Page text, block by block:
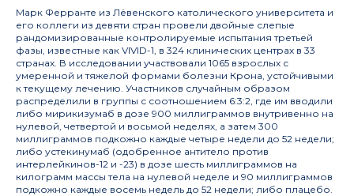
Марк Ферранте из Лёвенского католического университета и
его коллеги из девяти стран провели двойные слепые
рандомизированные контролируемые испытания третьей
фазы, известные как VIVID-1, в 324 клинических центрах в 33
странах. В исследовании участвовали 1065 взрослых с
умеренной и тяжелой формами болезни Крона, устойчивыми
к текущему лечению. Участников случайным образом
распределили в группы с соотношением 6:3:2, где им вводили
либо мирикизумаб в дозе 900 миллиграммов внутривенно на
нулевой, четвертой и восьмой неделях, а затем 300
миллиграммов подкожно каждые четыре недели до 52 недели;
либо устекинумаб (одобренное антитело против
интерлейкинов-12 и -23) в дозе шесть миллиграммов на
килограмм массы тела на нулевой неделе и 90 миллиграммов
подкожно каждые восемь недель до 52 недели; либо плацебо.